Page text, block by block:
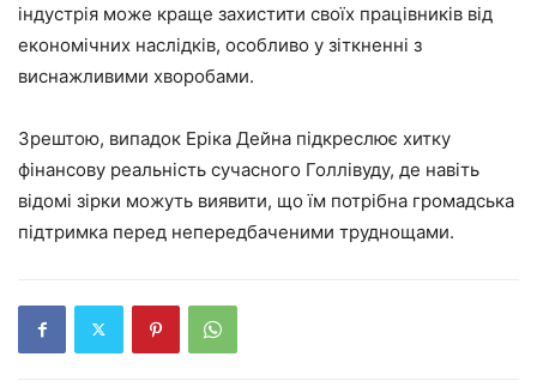
індустрія може краще захистити своїх працівників від
економічних наслідків, особливо у зіткненні з
виснажливими хворобами.
Зрештою, випадок Еріка Дейна підкреслює хитку
фінансову реальність сучасного Голлівуду, де навіть
відомі зірки можуть виявити, що їм потрібна громадська
підтримка перед непередбаченими труднощами.